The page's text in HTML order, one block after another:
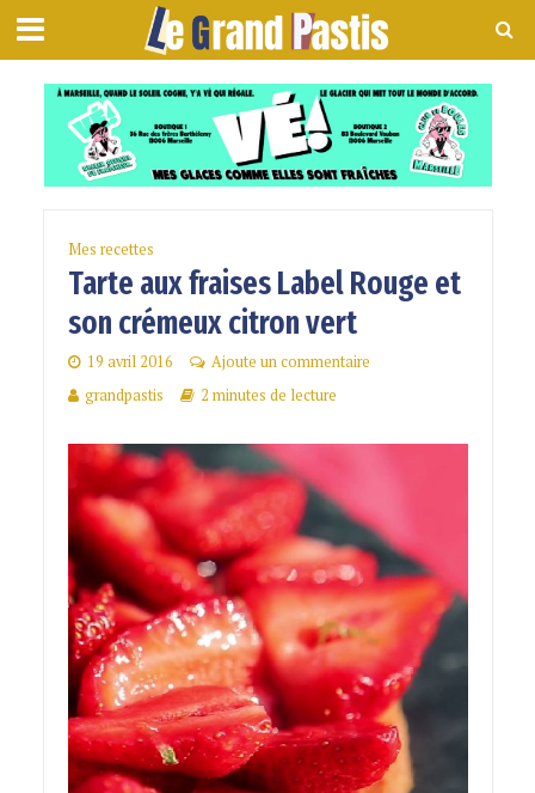
Mes recettes
Tarte aux fraises Label Rouge et
son crémeux citron vert
19 avril 2016
Ajoute un commentaire
grandpastis
2 minutes de lecture